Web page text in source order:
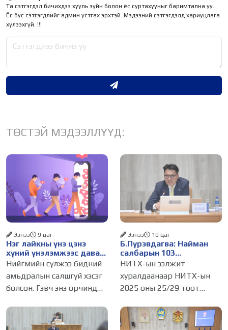
Та сэтгэгдэл бичихдээ хууль зүйн болон ёс суртахууныг баримтална уу.
Ёс бус сэтгэгдлийг админ устгах эрхтэй. Мэдээний сэтгэгдэлд хариуцлага
хүлээхгүй. !!!
ТӨСТЭЙ МЭДЭЭЛЛҮҮД:
Нэг лайкны үнэ цэнэ
хүний үнэлэмжээс давах
болсон уу?
Ээнээ 9 цаг
Нийгмийн сүлжээ бидний
амьдралын салшгүй хэсэг
болсон. Гэвч энэ орчинд
амжилт, тэр ч байтугай
хүний үнэ цэнийг хүртэл
Б.Пүрэвдагва: Найман
салбарын 103
үйлчилгээний
бүртгэлийг цуцалснаар
бизнес эрхлэхэд таатай
нөхцөл бүрдэнэ
Ээнээ 10 цаг
НИТХ-ын ээлжит
хуралдаанаар НИТХ-ын
2025 оны 25/29 тоот
журмын зарим хэсгийг
хүчингүй болгож,